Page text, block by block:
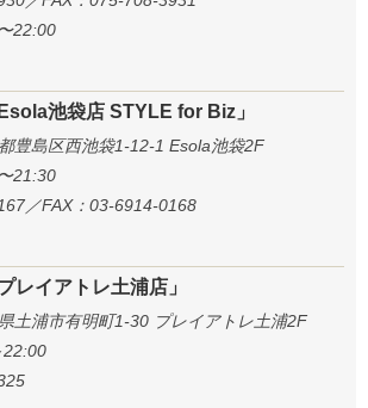
22:00
池袋店 STYLE for Biz」
豊島区西池袋1-12-1 Esola池袋2F
21:30
／FAX：03-6914-0168
レイアトレ土浦店」
土浦市有明町1-30 プレイアトレ土浦2F
22:00